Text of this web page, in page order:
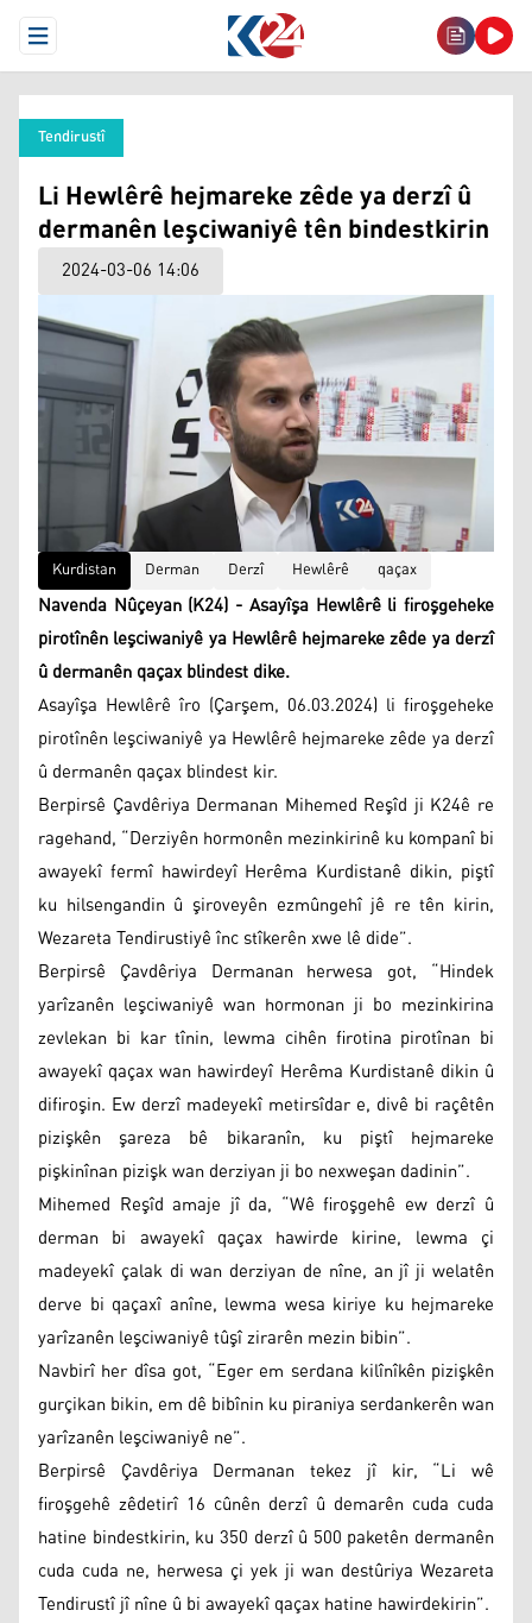
Open Menu
Tendirustî
Li Hewlêrê hejmareke zêde ya derzî û
dermanên leşciwaniyê tên bindestkirin
2024-03-06 14:06
Kurdistan Derman Derzî Hewlêrê qaçax
Navenda Nûçeyan (K24) - Asayîşa Hewlêrê li firoşgeheke
pirotînên leşciwaniyê ya Hewlêrê hejmareke zêde ya derzî
û dermanên qaçax blindest dike.
Asayîşa Hewlêrê îro (Çarşem, 06.03.2024) li firoşgeheke
pirotînên leşciwaniyê ya Hewlêrê hejmareke zêde ya derzî
û dermanên qaçax blindest kir.
Berpirsê Çavdêriya Dermanan Mihemed Reşîd ji K24ê re
ragehand, “Derziyên hormonên mezinkirinê ku kompanî bi
awayekî fermî hawirdeyî Herêma Kurdistanê dikin, piştî
ku hilsengandin û şiroveyên ezmûngehî jê re tên kirin,
Wezareta Tendirustiyê înc stîkerên xwe lê dide”.
Berpirsê Çavdêriya Dermanan herwesa got, “Hindek
yarîzanên leşciwaniyê wan hormonan ji bo mezinkirina
zevlekan bi kar tînin, lewma cihên firotina pirotînan bi
awayekî qaçax wan hawirdeyî Herêma Kurdistanê dikin û
difiroşin. Ew derzî madeyekî metirsîdar e, divê bi raçêtên
pizişkên şareza bê bikaranîn, ku piştî hejmareke
pişkinînan pizişk wan derziyan ji bo nexweşan dadinin”.
Mihemed Reşîd amaje jî da, “Wê firoşgehê ew derzî û
derman bi awayekî qaçax hawirde kirine, lewma çi
madeyekî çalak di wan derziyan de nîne, an jî ji welatên
derve bi qaçaxî anîne, lewma wesa kiriye ku hejmareke
yarîzanên leşciwaniyê tûşî zirarên mezin bibin”.
Navbirî her dîsa got, “Eger em serdana kilînîkên pizişkên
gurçikan bikin, em dê bibînin ku piraniya serdankerên wan
yarîzanên leşciwaniyê ne”.
Berpirsê Çavdêriya Dermanan tekez jî kir, “Li wê
firoşgehê zêdetirî 16 cûnên derzî û demarên cuda cuda
hatine bindestkirin, ku 350 derzî û 500 paketên dermanên
cuda cuda ne, herwesa çi yek ji wan destûriya Wezareta
Tendirustî jî nîne û bi awayekî qaçax hatine hawirdekirin”.